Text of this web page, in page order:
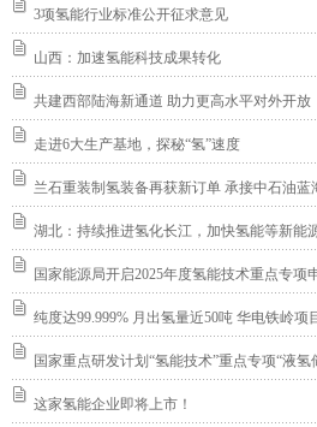
3项氢能行业标准公开征求意见
山西：加速氢能科技成果转化
共建西部陆海新通道 助力更高水平对外开放
走进6大生产基地，探秘“氢”速度
兰石重装制氢装备再获新订单 承接中石油
湖北：持续推进氢化长江，加快氢能等新能
国家能源局开启2025年度氢能技术重点专项
纯度达99.999% 月出氢量近50吨 华电铁岭项
国家重点研发计划“氢能技术”重点专项“液
这家氢能企业即将上市！